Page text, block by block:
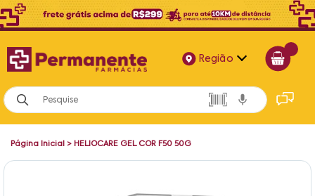
Região
Alagoas
Bahia
Página Inicial > HELIOCARE GEL COR F50 50G